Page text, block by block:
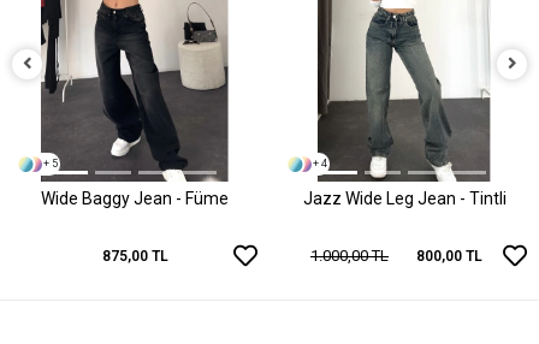
+ 5
Wide Baggy Jean - Füme
875,00 TL
+ 4
Jazz Wide Leg Jean - Tintli
1.000,00 TL 800,00 TL